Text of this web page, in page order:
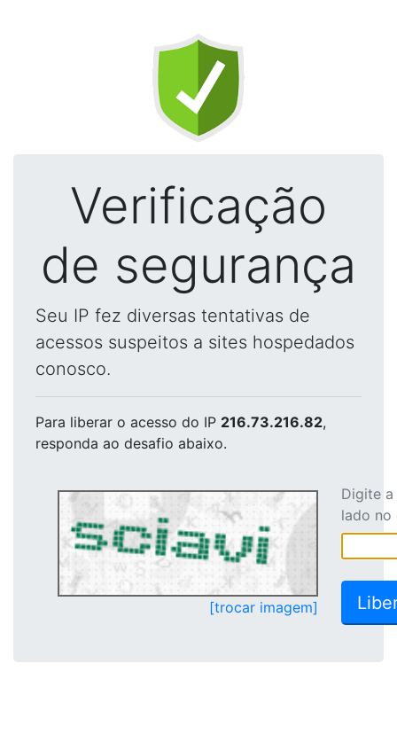
Verificação
de segurança
Seu IP fez diversas tentativas de
acessos suspeitos a sites hospedados
conosco.
Para liberar o acesso do IP 216.73.216.82,
responda ao desafio abaixo.
[trocar imagem]
Digite
lado no